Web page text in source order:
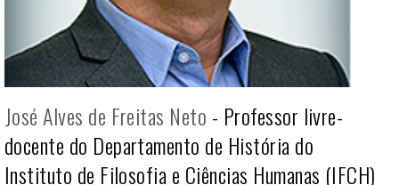
José Alves de Freitas Neto - Professor livre-
docente do Departamento de História do
Instituto de Filosofia e Ciências Humanas (IFCH)